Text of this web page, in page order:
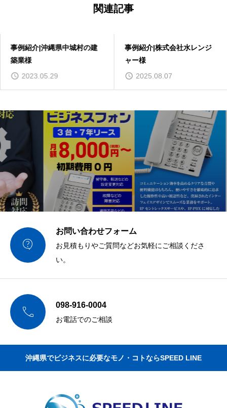
関連記事
事例紹介|沖縄県中城村の建
築業様
2023.05.29
事例紹介|株式会社水レンジ
ャー様
2025.08.07

お問い合わせフォーム
お見積もりやご質問などお気軽にご相談くださ
い。
 098-916-0004
お電話でのご相談
沖縄県でビジネスに必要なモノ・コトならSPEED LINE